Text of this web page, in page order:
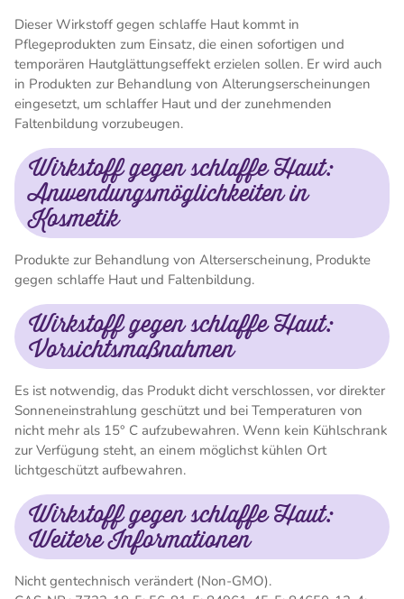
Dieser Wirkstoff gegen schlaffe Haut kommt in
Pflegeprodukten zum Einsatz, die einen sofortigen und
temporären Hautglättungseffekt erzielen sollen. Er wird auch
in Produkten zur Behandlung von Alterungserscheinungen
eingesetzt, um schlaffer Haut und der zunehmenden
Faltenbildung vorzubeugen.
Wirkstoff gegen schlaffe Haut:
Anwendungsmöglichkeiten in
Kosmetik
Produkte zur Behandlung von Alterserscheinung, Produkte
gegen schlaffe Haut und Faltenbildung.
Wirkstoff gegen schlaffe Haut:
Vorsichtsmaßnahmen
Es ist notwendig, das Produkt dicht verschlossen, vor direkter
Sonneneinstrahlung geschützt und bei Temperaturen von
nicht mehr als 15° C aufzubewahren. Wenn kein Kühlschrank
zur Verfügung steht, an einem möglichst kühlen Ort
lichtgeschützt aufbewahren.
Wirkstoff gegen schlaffe Haut:
Weitere Informationen
Nicht gentechnisch verändert (Non-GMO).